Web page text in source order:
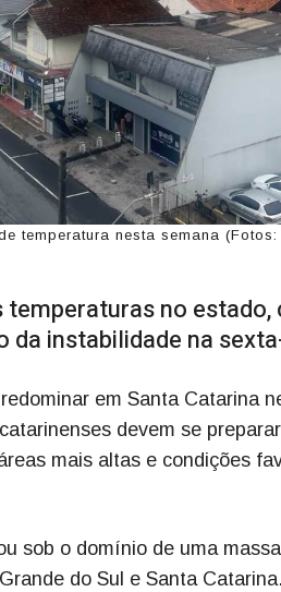
temperatura nesta semana (Fotos:
no
da instabilidade na
em Santa Catarina
devem se
mais altas e condições
sob o domínio de uma
do Sul e Santa